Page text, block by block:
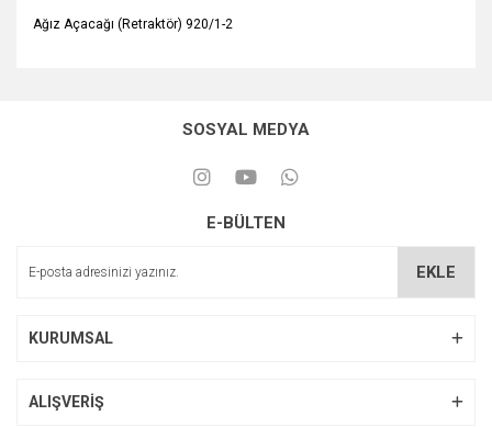
Ağız Açacağı (Retraktör) 920/1-2
SOSYAL MEDYA
E-BÜLTEN
EKLE
KURUMSAL
ALIŞVERİŞ